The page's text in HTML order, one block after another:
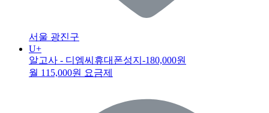
서울 광진구
U+
알고사 - 디엠씨휴대폰성지 -180,000원
월 115,000원 요금제